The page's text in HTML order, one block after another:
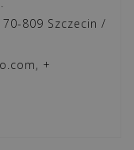
809 Szczecin /
+